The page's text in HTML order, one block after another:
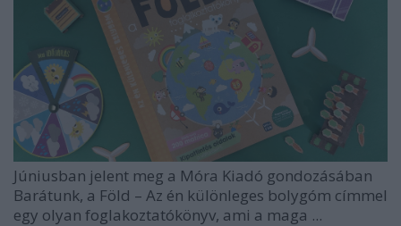
Júniusban jelent meg a Móra Kiadó gondozásában
Barátunk, a Föld – Az én különleges bolygóm címmel
egy olyan foglakoztatókönyv, ami a maga ...